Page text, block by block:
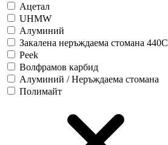
Ацетал
UHMW
Алуминий
Закалена неръждаема стомана 440C
Peek
Волфрамов карбид
Алуминий / Неръждаема стомана
Полимайт